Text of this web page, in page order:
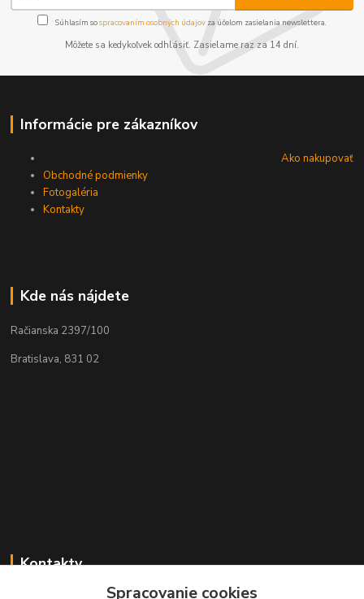
Súhlasím sospracovaním osobných údajov za účelom zasielania newslettera.
Môžete sa kedykoľvek odhlásiť. Zasielame raz za 14 dní.
Informácie pre zákazníkov
Ako nakupovať
Obchodné podmienky
Fotogaléria
Kontakty
Kde nás nájdete
Račianska 2397/100
Bratislava, 831 02
Kontakty
Spracovanie cookies